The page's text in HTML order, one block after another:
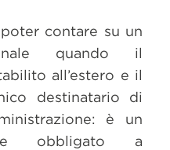
contare su un
quando il
all’estero e il
destinatario di
è un
obbligato a